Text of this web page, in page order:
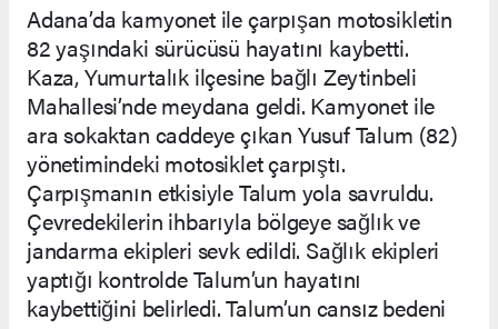
Adana’da kamyonet ile çarpışan motosikletin
82 yaşındaki sürücüsü hayatını kaybetti.
Kaza, Yumurtalık ilçesine bağlı Zeytinbeli
Mahallesi’nde meydana geldi. Kamyonet ile
ara sokaktan caddeye çıkan Yusuf Talum (82)
yönetimindeki motosiklet çarpıştı.
Çarpışmanın etkisiyle Talum yola savruldu.
Çevredekilerin ihbarıyla bölgeye sağlık ve
jandarma ekipleri sevk edildi. Sağlık ekipleri
yaptığı kontrolde Talum’un hayatını
kaybettiğini belirledi. Talum’un cansız bedeni